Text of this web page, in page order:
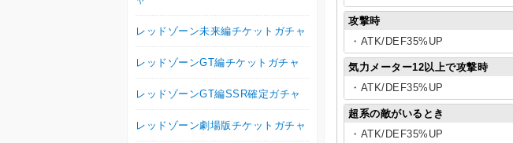
攻撃時
・ATK/DEF35%UP
気力メーター12以上で攻撃時
・ATK/DEF35%UP
超系の敵がいるとき
・ATK/DEF35%UP
レッドゾーン未来編チケットガチャ
レッドゾーンGT編チケットガチャ
レッドゾーンGT編SSR確定ガチャ
レッドゾーン劇場版チケットガチャ